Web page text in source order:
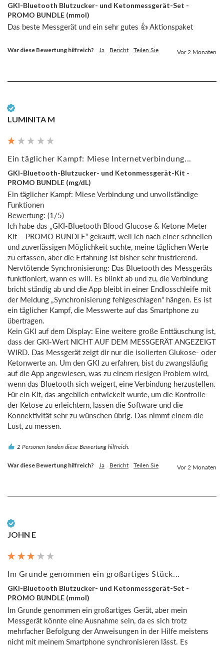
GKI-Bluetooth Blutzucker- und Ketonmessgerät-Set -
PROMO BUNDLE (mmol)
Das beste Messgerät und ein sehr gutes 👍 Aktionspaket
War diese Bewertung hilfreich? Ja Bericht Teilen Sie Vor 2 Monaten
LUMINITA M
Ein täglicher Kampf: Miese Internetverbindung...
GKI-Bluetooth-Blutzucker- und Ketonmessgerät-Kit -
PROMO BUNDLE (mg/dL)
Ein täglicher Kampf: Miese Verbindung und unvollständige
Funktionen
Bewertung: (1/5)
Ich habe das „GKI-Bluetooth Blood Glucose & Ketone Meter
Kit – PROMO BUNDLE“ gekauft, weil ich nach einer schnellen
und zuverlässigen Möglichkeit suchte, meine täglichen Werte
zu erfassen, aber die Erfahrung ist bisher sehr frustrierend.
Nervtötende Synchronisierung: Das Bluetooth des Messgeräts
funktioniert, wann es will. Es blinkt ab und zu, die Verbindung
bricht ständig ab und die App bleibt in einer Endlosschleife mit
der Meldung „Synchronisierung fehlgeschlagen“ hängen. Es ist
ein täglicher Kampf, die Messwerte auf das Smartphone zu
übertragen.
Kein GKI auf dem Display: Eine weitere große Enttäuschung ist,
dass der GKI-Wert NICHT AUF DEM MESSGERÄT ANGEZEIGT
WIRD. Das Messgerät zeigt dir nur die isolierten Glukose- oder
Ketonwerte an. Um den GKI zu erfahren, bist du zwangsläufig
auf die App angewiesen, was zu einem riesigen Problem wird,
wenn das Bluetooth sich weigert, eine Verbindung herzustellen.
Für ein Kit, das angeblich entwickelt wurde, um die Kontrolle
der Ketose zu erleichtern, lassen die Software und die
Konnektivität sehr zu wünschen übrig. Das nimmt einem die
Lust, zu messen.
2 Personen fanden diese Bewertung hilfreich.
War diese Bewertung hilfreich? Ja Bericht Teilen Sie Vor 2 Monaten
JOHN E
Im Grunde genommen ein großartiges Stück...
GKI-Bluetooth Blutzucker- und Ketonmessgerät-Set -
PROMO BUNDLE (mmol)
Im Grunde genommen ein großartiges Gerät, aber mein
Messgerät könnte eine Ausnahme sein, da es sich trotz
mehrfacher Befolgung der Anweisungen in der Hilfe meistens
nicht mit meinem Smartphone synchronisieren lässt. Es